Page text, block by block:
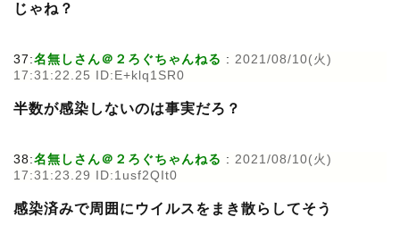
じゃね？
37:名無しさん＠２ろぐちゃんねる : 2021/08/10(火)
17:31:22.25 ID:E+klq1SR0
半数が感染しないのは事実だろ？
38:名無しさん＠２ろぐちゃんねる : 2021/08/10(火)
17:31:23.29 ID:1usf2QIt0
感染済みで周囲にウイルスをまき散らしてそう